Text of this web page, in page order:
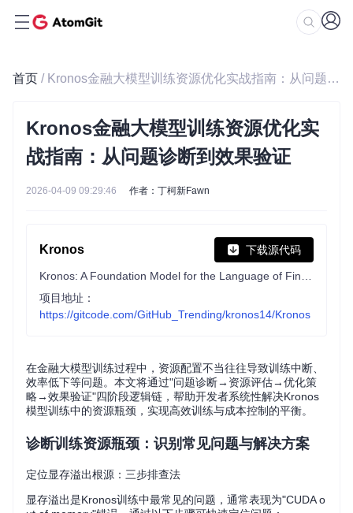
首页 / Kronos金融大模型训练资源优化实战指南：从问题诊断到效果验证
Kronos金融大模型训练资源优化实
战指南：从问题诊断到效果验证
2026-04-09 09:29:46 作者：丁柯新Fawn
Kronos 下载源代码
项目地址：
https://gitcode.com/GitHub_Trending/kronos14/Kronos
在金融大模型训练过程中，资源配置不当往往导致训练中断、
效率低下等问题。本文将通过"问题诊断→资源评估→优化策
略→效果验证"四阶段逻辑链，帮助开发者系统性解决Kronos
模型训练中的资源瓶颈，实现高效训练与成本控制的平衡。
诊断训练资源瓶颈：识别常见问题与解决方案
定位显存溢出根源：三步排查法
显存溢出是Kronos训练中最常见的问题，通常表现为"CUDA o